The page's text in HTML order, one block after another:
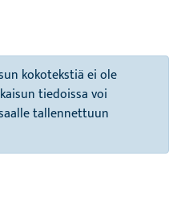
kokotekstiä ei ole
tiedoissa voi
tallennettuun